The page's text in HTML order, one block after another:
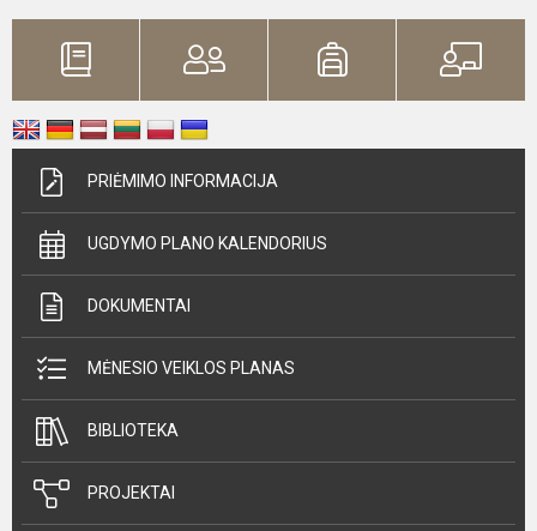
PRIĖMIMO INFORMACIJA
UGDYMO PLANO KALENDORIUS
DOKUMENTAI
MĖNESIO VEIKLOS PLANAS
BIBLIOTEKA
PROJEKTAI